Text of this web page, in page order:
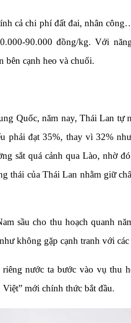
cả chi phí đất đai, nhân
90.000 đồng/kg. Với
bên cạnh heo và chuối.
Quốc, năm nay, Thái Lan tự
phải đạt 35%, thay vì 32%
sắt quá cảnh qua Lào, nhờ
thái của Thái Lan nhằm giữ
sầu cho thu hoạch quanh
không gặp cạnh tranh với
nước ta bước vào vụ thu
mới chính thức bắt đầu.